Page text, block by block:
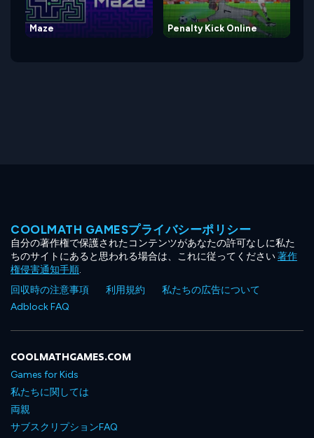
Maze Penalty Kick Online
COOLMATH GAMESプライバシーポリシー
自分の著作権で保護されたコンテンツがあなたの許可なしに私た
ちのサイトにあると思われる場合は、これに従ってください著作
権侵害通知手順.
回収時の注意事項
利用規約
私たちの広告について
Adblock FAQ
COOLMATHGAMES.COM
Games for Kids
私たちに関しては
両親
サブスクリプションFAQ